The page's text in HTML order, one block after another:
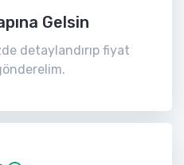
Gelsin
detaylandırıp fiyat